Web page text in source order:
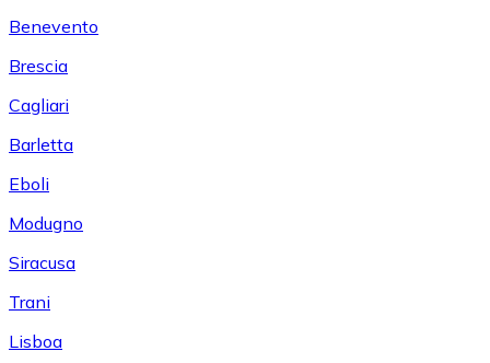
Benevento
Brescia
Cagliari
Barletta
Eboli
Modugno
Siracusa
Trani
Lisboa